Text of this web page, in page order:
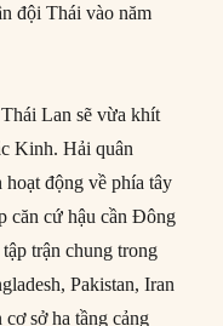
đội Thái vào năm
Lan sẽ vừa khít
Kinh. Hải quân
động về phía tây
căn cứ hậu cần Đông
trận chung trong
Pakistan, Iran
sở hạ tầng cảng